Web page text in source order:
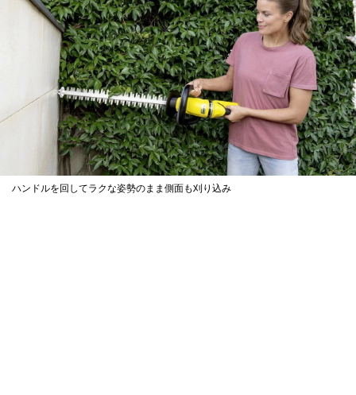
ハンドルを回してラクな姿勢のまま側面も刈り込み